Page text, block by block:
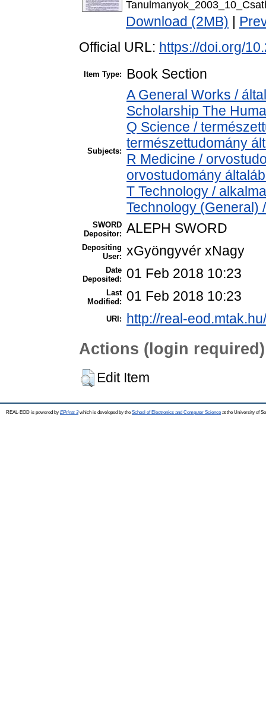
Download (2MB)
Official URL: https://doi.org/
Item Type: Book Section
Subjects:
A General Works /
Scholarship The
Q Science /
természettudomány
R Medicine /
orvostudomány
T Technology /
Technology (General)
SWORD
Depositor: ALEPH SWORD
Depositing
User: xGyöngyvér xNagy
Date
Deposited:
01 Feb 2018 10:23
Last
Modified:
01 Feb 2018 10:23
URI: http://real-
Actions (login required)
Edit Item
REAL-EOD is powered by EPrints 3which is developed by the School of Electronics and Computer Science at the University of